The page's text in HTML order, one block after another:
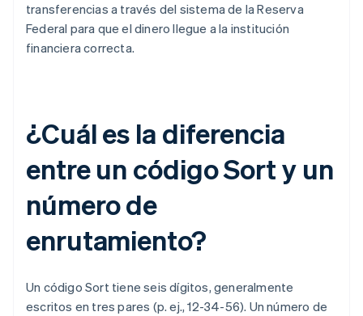
transferencias a través del sistema de la Reserva
Federal para que el dinero llegue a la institución
financiera correcta.
¿Cuál es la diferencia
entre un código Sort y un
número de
enrutamiento?
Un código Sort tiene seis dígitos, generalmente
escritos en tres pares (p. ej., 12-34-56). Un número de